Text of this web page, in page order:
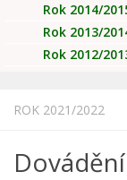
ROK 2021/2022
Rok 2014/
Rok 2013/
Rok 2012/